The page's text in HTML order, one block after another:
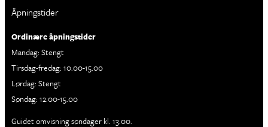
Åpningstider
Ordinære åpningstider
Mandag: Stengt
Tirsdag-fredag: 10.00-15.00
Lørdag: Stengt
Søndag: 12.00-15.00
Guidet omvisning søndager kl. 13.00.